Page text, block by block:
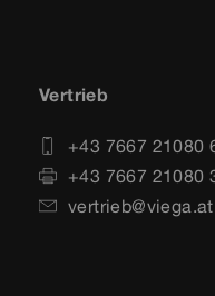
Vertrieb
+43 7667 21080
+43 7667 21080
vertrieb@viega.at